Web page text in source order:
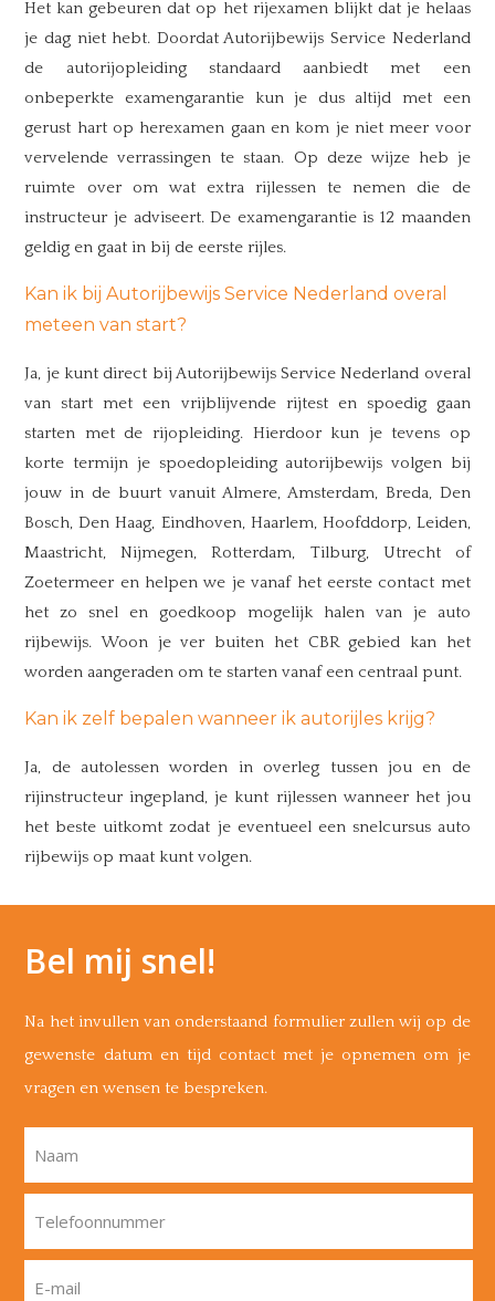
Het kan gebeuren dat op het rijexamen blijkt dat je helaas
je dag niet hebt. Doordat Autorijbewijs Service Nederland
de autorijopleiding standaard aanbiedt met een
onbeperkte examengarantie kun je dus altijd met een
gerust hart op herexamen gaan en kom je niet meer voor
vervelende verrassingen te staan. Op deze wijze heb je
ruimte over om wat extra rijlessen te nemen die de
instructeur je adviseert. De examengarantie is 12 maanden
geldig en gaat in bij de eerste rijles.
Kan ik bij Autorijbewijs Service Nederland overal
meteen van start?
Ja, je kunt direct bij Autorijbewijs Service Nederland overal
van start met een vrijblijvende rijtest en spoedig gaan
starten met de rijopleiding. Hierdoor kun je tevens op
korte termijn je spoedopleiding autorijbewijs volgen bij
jouw in de buurt vanuit Almere, Amsterdam, Breda, Den
Bosch, Den Haag, Eindhoven, Haarlem, Hoofddorp, Leiden,
Maastricht, Nijmegen, Rotterdam, Tilburg, Utrecht of
Zoetermeer en helpen we je vanaf het eerste contact met
het zo snel en goedkoop mogelijk halen van je auto
rijbewijs. Woon je ver buiten het CBR gebied kan het
worden aangeraden om te starten vanaf een centraal punt.
Kan ik zelf bepalen wanneer ik autorijles krijg?
Ja, de autolessen worden in overleg tussen jou en de
rijinstructeur ingepland, je kunt rijlessen wanneer het jou
het beste uitkomt zodat je eventueel een snelcursus auto
rijbewijs op maat kunt volgen.
Bel mij snel!
Na het invullen van onderstaand formulier zullen wij op de
gewenste datum en tijd contact met je opnemen om je
vragen en wensen te bespreken.
Naam
Telefoonnummer
E-mail